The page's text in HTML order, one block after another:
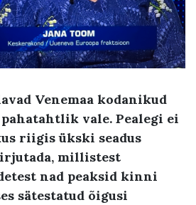
Venemaa kodanikud
vale. Pealegi ei
riigis ükski seadus
millistest
nad peaksid kinni
sätestatud õigusi